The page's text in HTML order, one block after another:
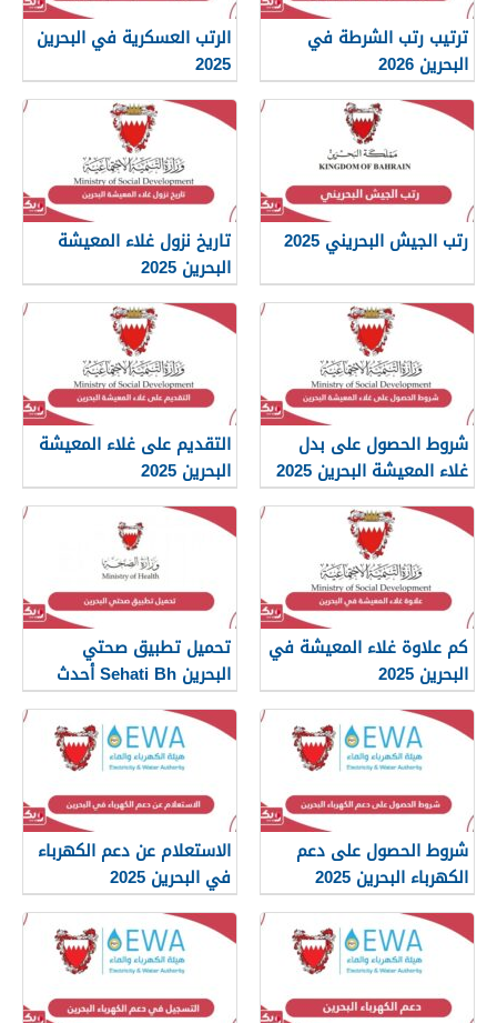
ترتيب رتب الشرطة في
البحرين 2026
الرتب العسكرية في البحرين
2025
رتب الجيش البحريني 2025
تاريخ نزول غلاء المعيشة
البحرين 2025
شروط الحصول على بدل
غلاء المعيشة البحرين 2025
التقديم على غلاء المعيشة
البحرين 2025
كم علاوة غلاء المعيشة في
البحرين 2025
تحميل تطبيق صحتي
البحرين Sehati Bh أحدث
إصدار 2025
شروط الحصول على دعم
الكهرباء البحرين 2025
الاستعلام عن دعم الكهرباء
في البحرين 2025